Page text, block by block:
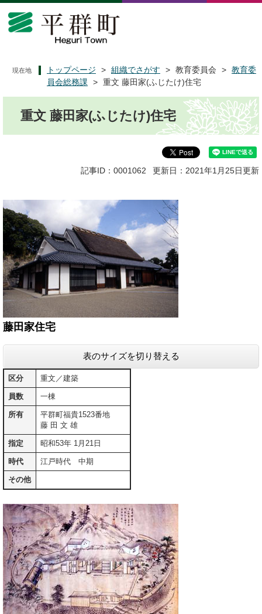
ペ
メ
現在地 トップページ > 組織でさがす > 教育委員会 > 教育委
員会総務課
> 重文 藤田家(ふじたけ)住宅
重文 藤田家(ふじたけ)住宅
記事ID：0001062 更新日：2021年1月25日更新
藤田家住宅
表のサイズを切り替える
区分 重文／建築
員数 一棟
所有
平群町福貴1523番地
藤 田 文 雄
指定 昭和53年 1月21日
時代 江戸時代 中期
その他